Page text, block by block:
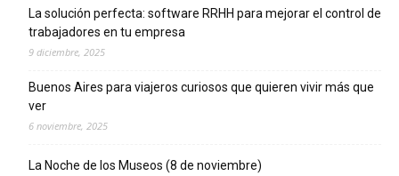
La solución perfecta: software RRHH para mejorar el control de
trabajadores en tu empresa
9 diciembre, 2025
Buenos Aires para viajeros curiosos que quieren vivir más que
ver
6 noviembre, 2025
La Noche de los Museos (8 de noviembre)